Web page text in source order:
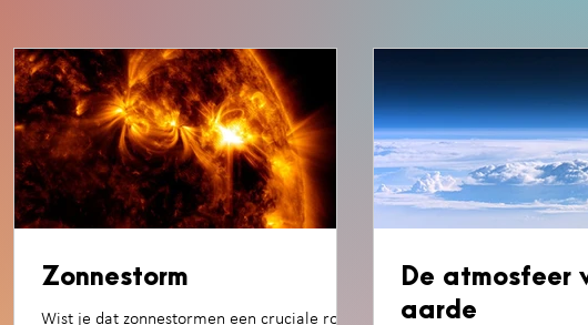
Zonnestorm
Wist je dat zonnestormen een cruciale rol
De atmosfeer
aarde